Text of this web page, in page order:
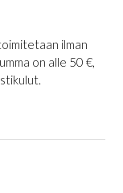
ilman
on alle 50 €,